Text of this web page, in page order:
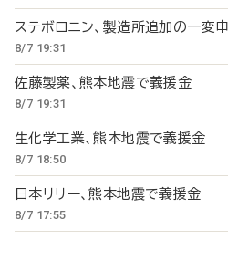
ステボロニン、製造所追加の一
8/7 19:31
佐藤製薬、熊本地震で義援金
8/7 19:31
生化学工業、熊本地震で義援金
8/7 18:50
日本リリー、熊本地震で義援金
8/7 17:55